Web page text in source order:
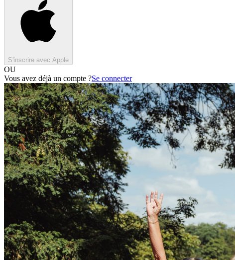
S'inscrire avec Apple
OU
Vous avez déjà un compte ?Se connecter